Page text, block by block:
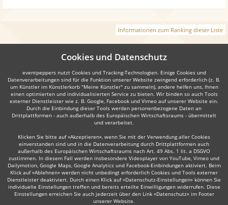
Informationen zum Ranking dieser Liste
Weiter
Auch interessant:
Rock Top 40 Alternative Band Tanz- & Showband
Cookies und Datenschutz
eventpeppers nutzt Cookies und Tracking-Technologien. Einige Cookies und
Datenverarbeitungen sind für die Funktion unserer Website zwingend erforderlich (z. B.
um Künstler im Künstlerkorb "Meine Künstler" zu sammeln), andere helfen uns, Ihnen
einen optimierten und individualisierten Service zu bieten. Wir binden so auch Tools
externer Dienstleister wie z. B. Google, Facebook und Vimeo auf unserer Website ein.
Durch die Einbindung dieser Tools werden personenbezogene Daten an
Drittplattformen - auch außerhalb des Europäischen Wirtschaftsraums - übermittelt
und verarbeitet.
Klicken Sie bitte auf «Akzeptieren», wenn Sie mit der Verwendung aller Cookies
einverstanden sind und in die Datenverarbeitung durch Drittplattformen auch
außerhalb des Europäischen Wirtschaftsraums nach Art. 49 Abs. 1 lit. a DSGVO
zustimmen. In diesem Fall werden insbesondere Videoplayer von YouTube, Vimeo und
Dailymotion, Google Maps, Google Analytics und Facebook-Einbindungen aktiviert. Beim
Klick auf «Ablehnen» werden nicht unbedingt erforderlich Cookies und Tools externer
Dienstleister deaktiviert. Durch einen Klick auf «Datenschutz-Einstellungen» können Sie
individuelle Einstellungen treffen und bereits erteilte Einwilligungen widerrufen. Diese
Einstellungen erreichen Sie auch jederzeit über den Link «Datenschutz» im Footer
unserer Website.